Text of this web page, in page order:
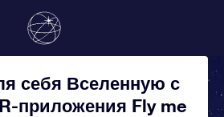
себя Вселенную с
приложения Fly me